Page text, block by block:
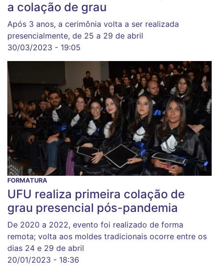
a colação de grau
Após 3 anos, a cerimônia volta a ser realizada
presencialmente, de 25 a 29 de abril
30/03/2023 - 19:05
FORMATURA
UFU realiza primeira colação de
grau presencial pós-pandemia
De 2020 a 2022, evento foi realizado de forma
remota; volta aos moldes tradicionais ocorre entre os
dias 24 e 29 de abril
20/01/2023 - 18:36